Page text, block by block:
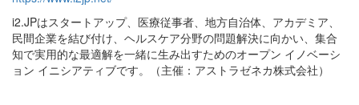
i2.JPはスタートアップ、医療従事者、地方自治体、アカデミア、
民間企業を結び付け、ヘルスケア分野の問題解決に向かい、集合
知で実用的な最適解を一緒に生み出すためのオープン イノベーシ
ョン イニシアティブです。（主催：アストラゼネカ株式会社）